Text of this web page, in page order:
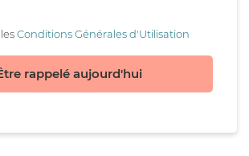
Conditions Générales d'Utilisation
rappelé aujourd'hui